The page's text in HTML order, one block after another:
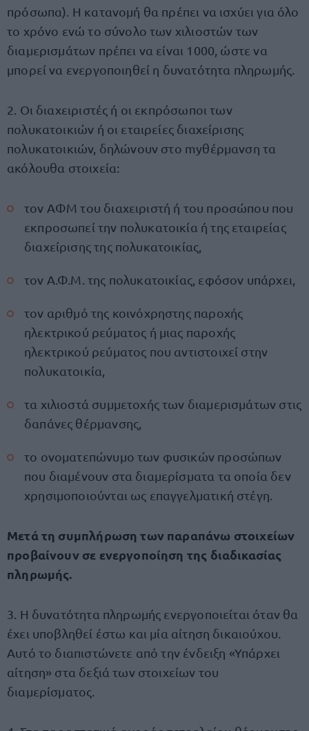
πρόσωπα). Η κατανομή θα πρέπει να ισχύει για όλο
το χρόνο ενώ το σύνολο των χιλιοστών των
διαμερισμάτων πρέπει να είναι 1000, ώστε να
μπορεί να ενεργοποιηθεί η δυνατότητα πληρωμής.
2. Οι διαχειριστές ή οι εκπρόσωποι των
πολυκατοικιών ή οι εταιρείες διαχείρισης
πολυκατοικιών, δηλώνουν στο myθέρμανση τα
ακόλουθα στοιχεία:
τον ΑΦΜ του διαχειριστή ή του προσώπου που
εκπροσωπεί την πολυκατοικία ή της εταιρείας
διαχείρισης της πολυκατοικίας,
τον Α.Φ.Μ. της πολυκατοικίας, εφόσον υπάρχει,
τον αριθμό της κοινόχρηστης παροχής
ηλεκτρικού ρεύματος ή μιας παροχής
ηλεκτρικού ρεύματος που αντιστοιχεί στην
πολυκατοικία,
τα χιλιοστά συμμετοχής των διαμερισμάτων στις
δαπάνες θέρμανσης,
το ονοματεπώνυμο των φυσικών προσώπων
που διαμένουν στα διαμερίσματα τα οποία δεν
χρησιμοποιούνται ως επαγγελματική στέγη.
Μετά τη συμπλήρωση των παραπάνω στοιχείων
προβαίνουν σε ενεργοποίηση της διαδικασίας
πληρωμής.
3. Η δυνατότητα πληρωμής ενεργοποιείται όταν θα
έχει υποβληθεί έστω και μία αίτηση δικαιούχου.
Αυτό το διαπιστώνετε από την ένδειξη «Υπάρχει
αίτηση» στα δεξιά των στοιχείων του
διαμερίσματος.